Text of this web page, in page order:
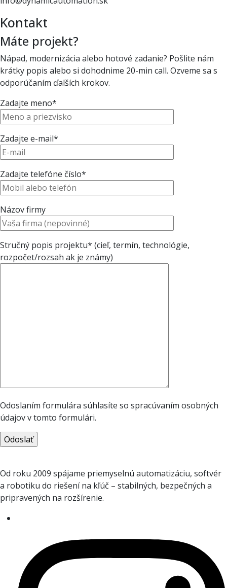
Kontakt
Máte projekt?
Nápad, modernizácia alebo hotové zadanie? Pošlite nám
krátky popis alebo si dohodnime 20-min call. Ozveme sa s
odporúčaním ďalších krokov.
Zadajte meno*
Zadajte e-mail*
Zadajte telefóne číslo*
Názov firmy
Stručný popis projektu* (cieľ, termín, technológie,
rozpočet/rozsah ak je známy)
Odoslaním formulára súhlasíte so spracúvaním osobných
údajov v tomto formulári.
Od roku 2009 spájame priemyselnú automatizáciu, softvér
a robotiku do riešení na kľúč – stabilných, bezpečných a
pripravených na rozšírenie.